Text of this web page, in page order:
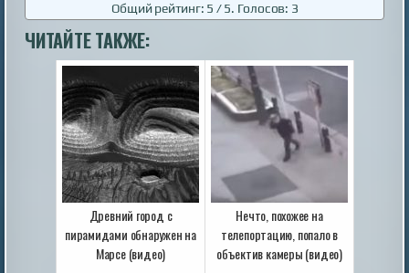
Общий рейтинг: 5 / 5. Голосов: 3
ЧИТАЙТЕ ТАКЖЕ:
Древний город с
пирамидами обнаружен на
Марсе (видео)
Нечто, похожее на
телепортацию, попало в
объектив камеры (видео)